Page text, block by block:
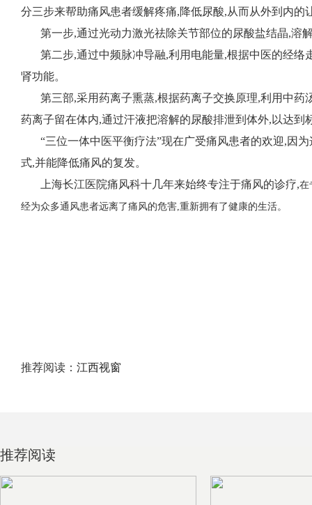
分三步来帮助痛风患者缓解疼痛,降低尿酸,从而从外到内的
第一步,通过光动力激光祛除关节部位的尿酸盐结晶,溶
第二步,通过中频脉冲导融,利用电能量,根据中医的经
肾功能。
第三部,采用药离子熏蒸,根据药离子交换原理,利用中
药离子留在体内,通过汗液把溶解的尿酸排泄到体外,以达到
“三位一体中医平衡疗法”现在广受痛风患者的欢迎,因
式,并能降低痛风的复发。
上海长江医院痛风科十几年来始终专注于痛风的诊疗,在
经为众多通风患者远离了痛风的危害,重新拥有了健康的生活。
推荐阅读： 江西视窗
推荐阅读